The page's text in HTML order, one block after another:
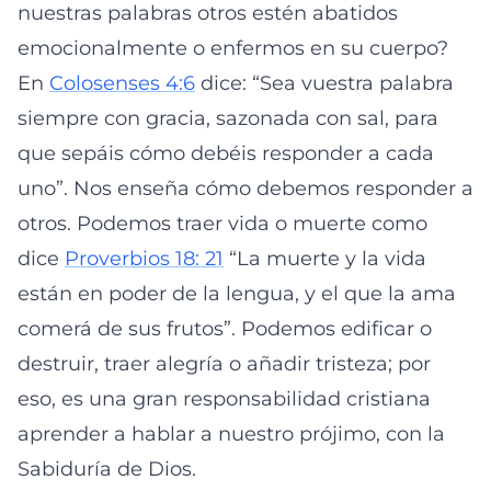
nuestras palabras otros estén abatidos
emocionalmente o enfermos en su cuerpo?
En Colosenses 4:6 dice: “Sea vuestra palabra
siempre con gracia, sazonada con sal, para
que sepáis cómo debéis responder a cada
uno”. Nos enseña cómo debemos responder a
otros. Podemos traer vida o muerte como
dice Proverbios 18: 21 “La muerte y la vida
están en poder de la lengua, y el que la ama
comerá de sus frutos”. Podemos edificar o
destruir, traer alegría o añadir tristeza; por
eso, es una gran responsabilidad cristiana
aprender a hablar a nuestro prójimo, con la
Sabiduría de Dios.